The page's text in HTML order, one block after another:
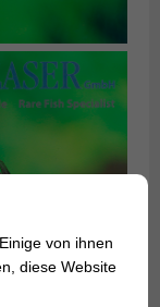
von ihnen
diese Website